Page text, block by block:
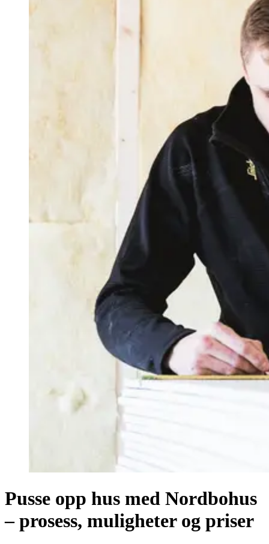
Pusse opp hus med Nordbohus
– prosess, muligheter og priser